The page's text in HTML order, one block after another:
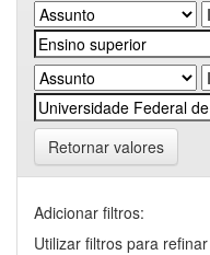
Retornar valores
Adicionar filtros:
Utilizar filtros para